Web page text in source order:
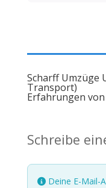
Scharff Umzüge
Transport)
Erfahrungen
Schreibe
Deine E-Mail-